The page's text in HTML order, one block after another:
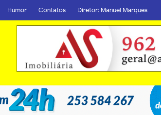
Humor Contatos Diretor: Manuel Marques